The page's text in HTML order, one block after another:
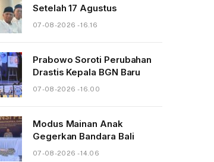
Setelah 17 Agustus
07-08-2026 - 16.16
Prabowo Soroti Perubahan
Drastis Kepala BGN Baru
07-08-2026 - 16.00
Modus Mainan Anak
Gegerkan Bandara Bali
07-08-2026 - 14.06